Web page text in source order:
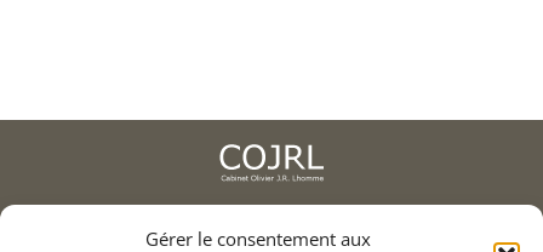
Gérer le consentement aux
2, av. de l'Europe, 78400 Chatou